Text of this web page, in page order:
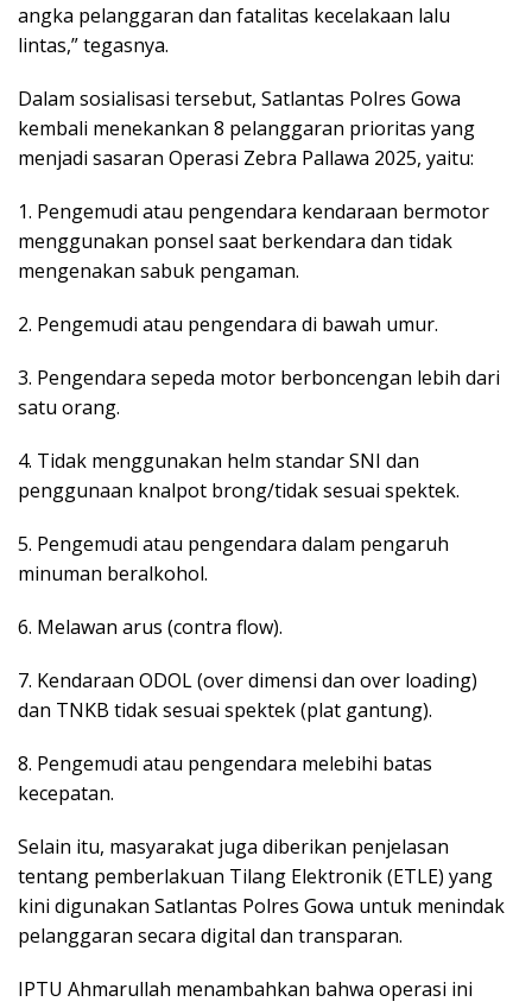
angka pelanggaran dan fatalitas kecelakaan lalu
lintas,” tegasnya.
Dalam sosialisasi tersebut, Satlantas Polres Gowa
kembali menekankan 8 pelanggaran prioritas yang
menjadi sasaran Operasi Zebra Pallawa 2025, yaitu:
1. Pengemudi atau pengendara kendaraan bermotor
menggunakan ponsel saat berkendara dan tidak
mengenakan sabuk pengaman.
2. Pengemudi atau pengendara di bawah umur.
3. Pengendara sepeda motor berboncengan lebih dari
satu orang.
4. Tidak menggunakan helm standar SNI dan
penggunaan knalpot brong/tidak sesuai spektek.
5. Pengemudi atau pengendara dalam pengaruh
minuman beralkohol.
6. Melawan arus (contra flow).
7. Kendaraan ODOL (over dimensi dan over loading)
dan TNKB tidak sesuai spektek (plat gantung).
8. Pengemudi atau pengendara melebihi batas
kecepatan.
Selain itu, masyarakat juga diberikan penjelasan
tentang pemberlakuan Tilang Elektronik (ETLE) yang
kini digunakan Satlantas Polres Gowa untuk menindak
pelanggaran secara digital dan transparan.
IPTU Ahmarullah menambahkan bahwa operasi ini